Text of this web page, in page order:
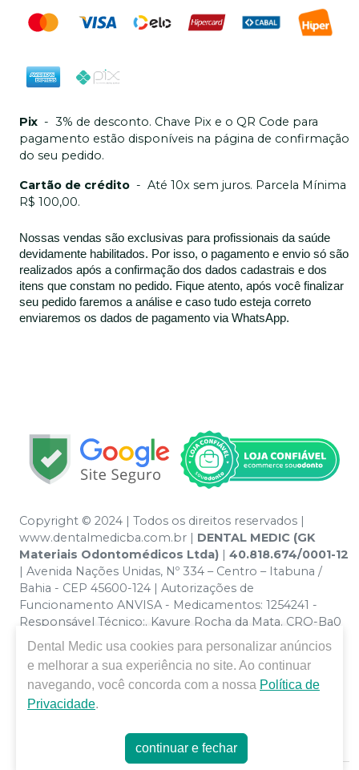
Pix - 3% de desconto. Chave Pix e o QR Code para
pagamento estão disponíveis na página de confirmação
do seu pedido.
Cartão de crédito - Até 10x sem juros. Parcela Mínima
R$ 100,00.
Nossas vendas são exclusivas para profissionais da saúde
devidamente habilitados. Por isso, o pagamento e envio só são
realizados após a confirmação dos dados cadastrais e dos
itens que constam no pedido. Fique atento, após você finalizar
seu pedido faremos a análise e caso tudo esteja correto
enviaremos os dados de pagamento via WhatsApp.
Copyright © 2024 | Todos os direitos reservados |
www.dentalmedicba.com.br | DENTAL MEDIC (GK
Materiais Odontomédicos Ltda) | 40.818.674/0001-12
| Avenida Nações Unidas, Nº 334 – Centro – Itabuna /
Bahia - CEP 45600-124 | Autorizações de
Funcionamento ANVISA - Medicamentos: 1254241 -
Responsável Técnico:. Kayure Rocha da Mata. CRO-Ba0
nº 13379 | Política de Privacidade e Segurança - Fotos
meramente ilustrativas - Os preços e condições da loja
virtual estão sujeitos a alterações. Em caso de
divergência de preços no site, o valor válido é o do
Carrinho de Compra. Não vendemos por atacado por
de grandes volumes pelo site.
Dental Medic usa cookies para personalizar anúncios
e melhorar a sua experiência no site. Ao continuar
navegando, você concorda com a nossa Política de
Privacidade.
continuar e fechar